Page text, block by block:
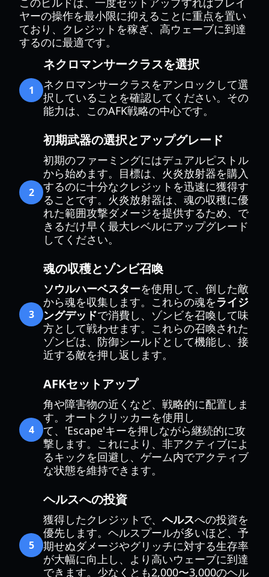
ヤーの操作を最小限に抑えることに重点を置い
ており、クレジットを稼ぎ、高ウェーブに到達
するのに最適です。
1
ネクロマンサークラスを選択
ネクロマンサークラスをアンロックして選
択していることを確認してください。その
能力は、このAFK戦略の中心です。
2
初期武器の選択とアップグレード
初期のファーミングにはデュアルピストル
から始めます。目標は、火炎放射器を購入
するのに十分なクレジットを迅速に獲得す
ることです。火炎放射器は、魂の収穫に優
れた範囲攻撃ダメージを提供するため、で
きるだけ早く最大レベルにアップグレード
してください。
3
魂の収穫とゾンビ召喚
ソウルハーベスターを使用して、倒した敵
から魂を収集します。これらの魂をライジ
ングデッドで消費し、ゾンビを召喚して味
方として戦わせます。これらの召喚された
ゾンビは、防御シールドとして機能し、接
近する敵を押し返します。
4
AFKセットアップ
角や障害物の近くなど、戦略的に配置しま
す。オートクリッカーを使用し
て、'Escape'キーを押しながら継続的に攻
撃します。これにより、非アクティブによ
るキックを回避し、ゲーム内でアクティブ
な状態を維持できます。
5
ヘルスへの投資
獲得したクレジットで、 ヘルスへの投資を
優先します。ヘルスプールが多いほど、予
期せぬダメージやグリッチに対する生存率
が大幅に向上し、より高いウェーブに到達
できます。少なくとも2,000〜3,000のヘル